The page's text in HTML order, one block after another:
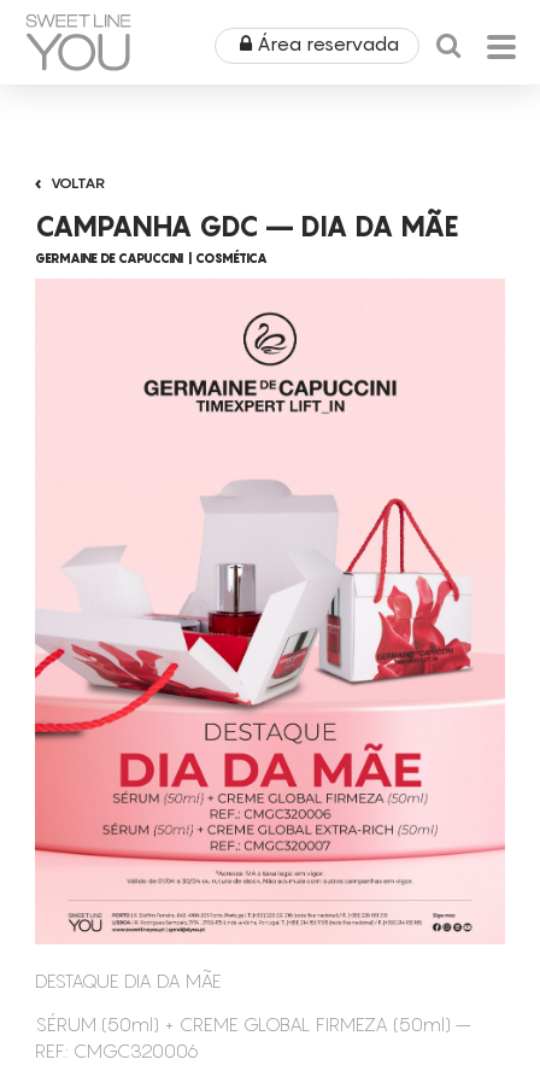
Área reservada
PRODUTOS
EQUIPAMENTOS
ALUGUERES
COSMÉTICA
ÁREA MÉDICA
OUTLET
ASSISTÊNCIA TÉCNICA
CONTACTOS
VOLTAR
CAMPANHA GDC – DIA DA MÃE
GERMAINE DE CAPUCCINI COSMÉTICA
DESTAQUE DIA DA MÃE
SÉRUM (50ml) + CREME GLOBAL FIRMEZA (50ml) –
REF.: CMGC320006